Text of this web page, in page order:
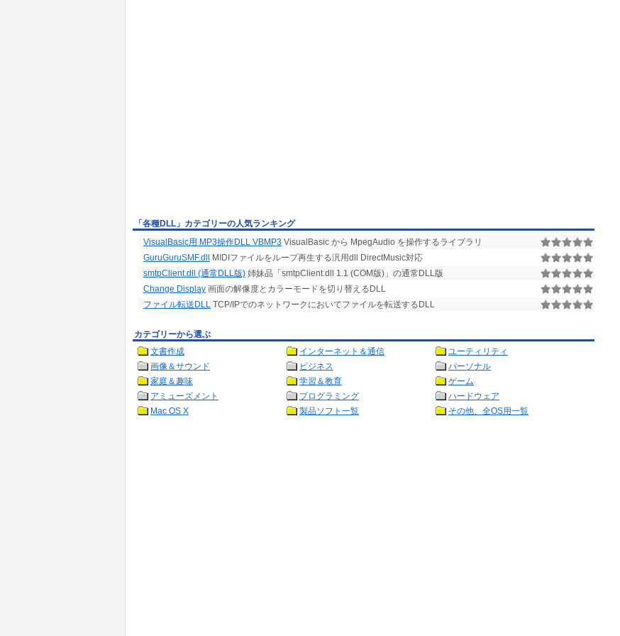
「各種DLL」カテゴリーの人気ランキング
VisualBasic用 MP3操作DLL VBMP3 VisualBasic から MpegAudio を操作するライブラリ
GuruGuruSMF.dll MIDIファイルをループ再生する汎用dll DirectMusic対応
smtpClient.dll (通常DLL版) 姉妹品「smtpClient.dll 1.1 (COM版)」の通常DLL版
Change Display 画面の解像度とカラーモードを切り替えるDLL
ファイル転送DLL TCP/IPでのネットワークにおいてファイルを転送するDLL
カテゴリーから選ぶ
文書作成
インターネット＆通信
ユーティリティ
画像＆サウンド
ビジネス
パーソナル
家庭＆趣味
学習＆教育
ゲーム
アミューズメント
プログラミング
ハードウェア
Mac OS X
製品ソフト一覧 その他、全OS用一覧